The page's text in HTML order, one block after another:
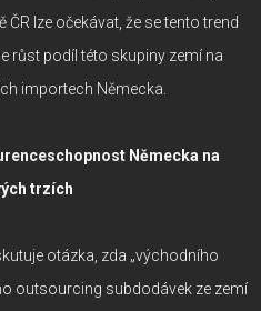
lze očekávat, že se tento trend
růst podíl této skupiny zemí na
importech Německa.
Německa na
trzích
otázka, zda „východního
outsourcing subdodávek ze zemí